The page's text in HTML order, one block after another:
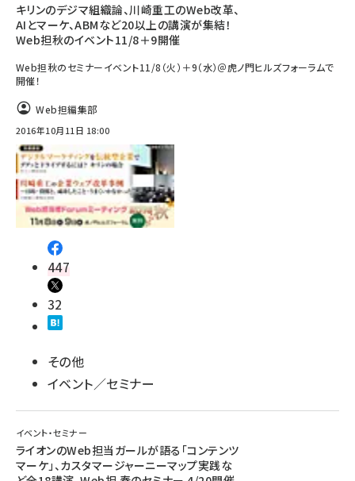
キリンのデジマ組織論、川崎重工のWeb改革、
AIとマーケ、ABMなど20以上の講演が集結！
Web担秋のイベント11/8＋9開催
Web担秋のセミナーイベント11/8（火）＋9（水）＠虎ノ門ヒルズフォーラムで
開催！
Web担編集部
2016年10月11日 18:00
447
32
その他
イベント／セミナー
イベント・セミナー
ライオンのWeb担当ガールが語る「コンテンツ
マーケ」、カスタマージャーニーマップ実践な